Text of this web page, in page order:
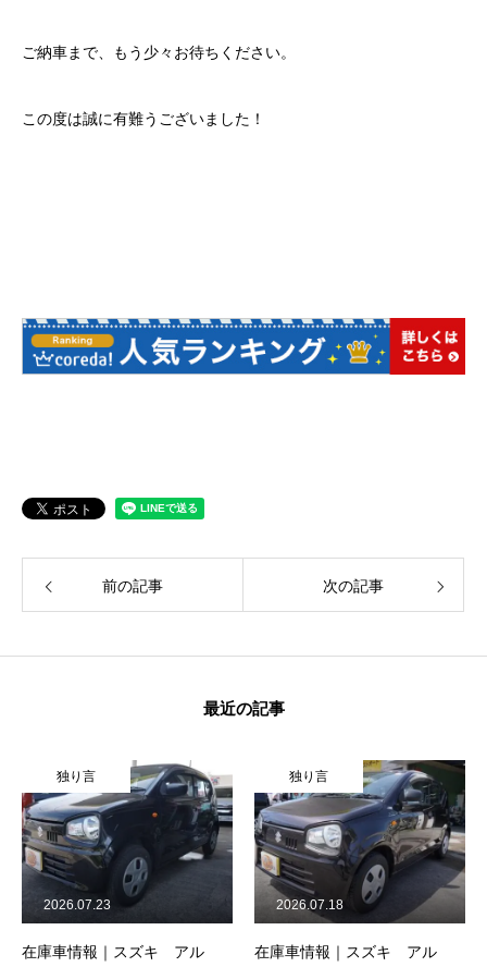
オートローン
ジャストリース プラン例
会社概要
沿革
ご成約
整備・修理
各種手続
お問い合わせ プライバシーポリシー
ご納車まで、もう少々お待ちください。
この度は誠に有難うございました！
前の記事 次の記事
最近の記事
独り言
在庫車情報｜スズキ アル
2026.07.23
独り言
在庫車情報｜スズキ アル
2026.07.18